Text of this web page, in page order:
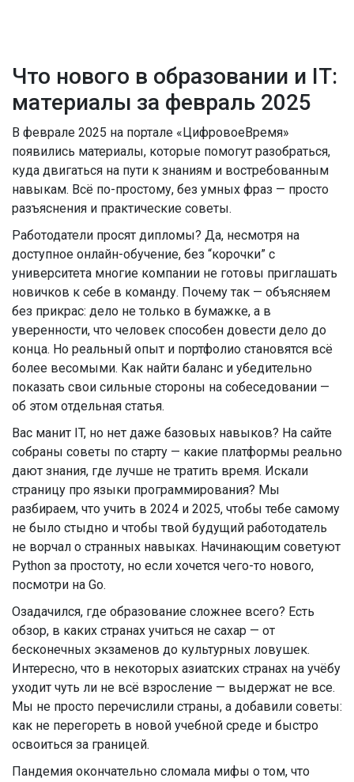
Что нового в образовании и IT:
материалы за февраль 2025
В феврале 2025 на портале «ЦифровоеВремя»
появились материалы, которые помогут разобраться,
куда двигаться на пути к знаниям и востребованным
навыкам. Всё по-простому, без умных фраз — просто
разъяснения и практические советы.
Работодатели просят дипломы? Да, несмотря на
доступное онлайн-обучение, без “корочки” с
университета многие компании не готовы приглашать
новичков к себе в команду. Почему так — объясняем
без прикрас: дело не только в бумажке, а в
уверенности, что человек способен довести дело до
конца. Но реальный опыт и портфолио становятся всё
более весомыми. Как найти баланс и убедительно
показать свои сильные стороны на собеседовании —
об этом отдельная статья.
Вас манит IT, но нет даже базовых навыков? На сайте
собраны советы по старту — какие платформы реально
дают знания, где лучше не тратить время. Искали
страницу про языки программирования? Мы
разбираем, что учить в 2024 и 2025, чтобы тебе самому
не было стыдно и чтобы твой будущий работодатель
не ворчал о странных навыках. Начинающим советуют
Python за простоту, но если хочется чего-то нового,
посмотри на Go.
Озадачился, где образование сложнее всего? Есть
обзор, в каких странах учиться не сахар — от
бесконечных экзаменов до культурных ловушек.
Интересно, что в некоторых азиатских странах на учёбу
уходит чуть ли не всё взросление — выдержат не все.
Мы не просто перечислили страны, а добавили советы:
как не перегореть в новой учебной среде и быстро
освоиться за границей.
Пандемия окончательно сломала мифы о том, что